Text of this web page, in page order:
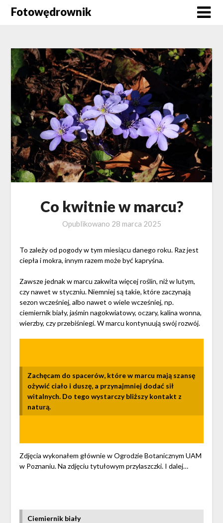
SkipFotowędrownik
Co kwitnie w marcu?
Opublikowano 28 marca 2025
To zależy od pogody w tym miesiącu danego roku. Raz jest
ciepła i mokra, innym razem może być kapryśna.
Zawsze jednak w marcu zakwita więcej roślin, niż w lutym,
czy nawet w styczniu. Niemniej są takie, które zaczynają
sezon wcześniej, albo nawet o wiele wcześniej, np.
ciemiernik biały, jaśmin nagokwiatowy, oczary, kalina wonna,
wierzby, czy przebiśniegi. W marcu kontynuują swój rozwój.
Zachęcam do spacerów, które w marcu mają szansę
ożywić ciało i duszę, a przynajmniej dodać sił
witalnych. Do tego wystarczy bliższy kontakt z
naturą.
Zdjęcia wykonałem głównie w Ogrodzie Botanicznym UAM
w Poznaniu. Na zdjęciu tytułowym przylaszczki. I dalej…
Ciemiernik biały